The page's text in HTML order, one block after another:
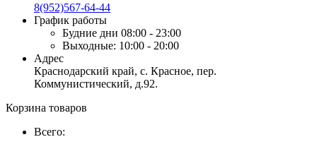
8(952)567-64-44
График работы
Будние дни 08:00 - 23:00
Выходные: 10:00 - 20:00
Адрес
Краснодарский край, с. Красное, пер.
Коммунистический, д.92.
Корзина товаров
Всего: